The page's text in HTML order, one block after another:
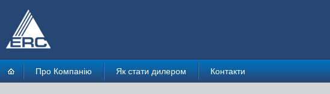
Про Компанію Як стати дилером Контакти